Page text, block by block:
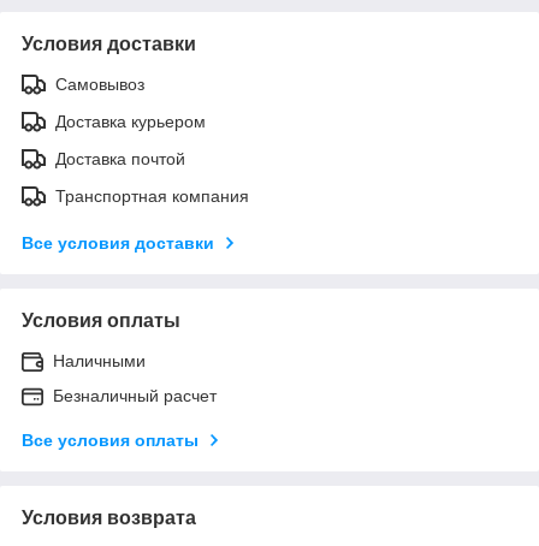
Условия доставки
Самовывоз
Доставка курьером
Доставка почтой
Транспортная компания
Все условия доставки
Условия оплаты
Наличными
Безналичный расчет
Все условия оплаты
Условия возврата